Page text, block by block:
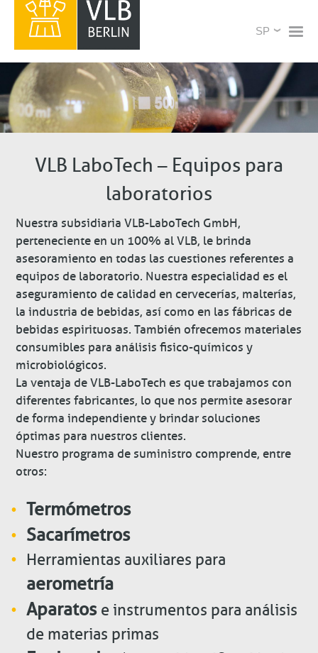
contenido
principal
X
Select
VLB LaboTech – Equipos para
laboratorios
Nuestra subsidiaria VLB-LaboTech GmbH,
perteneciente en un 100% al VLB, le brinda
asesoramiento en todas las cuestiones referentes a
equipos de laboratorio. Nuestra especialidad es el
aseguramiento de calidad en cervecerías, malterías,
la industria de bebidas, así como en las fábricas de
bebidas espirituosas. También ofrecemos materiales
consumibles para análisis fisico-químicos y
microbiológicos.
La ventaja de VLB-LaboTech es que trabajamos con
diferentes fabricantes, lo que nos permite asesorar
de forma independiente y brindar soluciones
óptimas para nuestros clientes.
Nuestro programa de suministro comprende, entre
otros:
Termómetros
Sacarímetros
Herramientas auxiliares para
aerometría
Aparatos e instrumentos para análisis
de materias primas